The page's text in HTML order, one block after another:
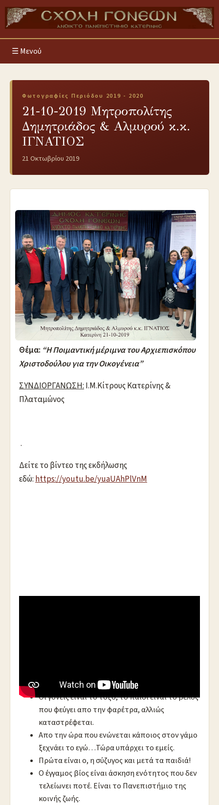
Μενού
Φωτογραφίες Περιόδου 2019 - 2020
21-10-2019 Μητροπολίτης
Δημητριάδος & Αλμυρού κ.κ.
ΙΓΝΑΤΙΟΣ
21 Οκτωβρίου 2019
Θέμα: “Η Ποιμαντική μέριμνα του Αρχιεπισκόπου
Χριστοδούλου για την Οικογένεια”
ΣΥΝΔΙΟΡΓΑΝΩΣΗ: Ι.Μ.Κίτρους Κατερίνης &
Πλαταμώνος
.
Δείτε το βίντεο της εκδήλωσης
εδώ: https://youtu.be/yuaUAhPlVnM
Οι γονείς είναι το τόξο, το παιδί είναι το βέλος
που φεύγει απο την φαρέτρα, αλλιώς
καταστρέφεται.
Απο την ώρα που ενώνεται κάποιος στον γάμο
ξεχνάει το εγώ…Τώρα υπάρχει το εμείς.
Πρώτα είναι ο, η σύζυγος και μετά τα παιδιά!
Ο έγγαμος βίος είναι άσκηση ενότητος που δεν
τελείωνει ποτέ. Είναι το Πανεπιστήμιο της
κοινής ζωής.